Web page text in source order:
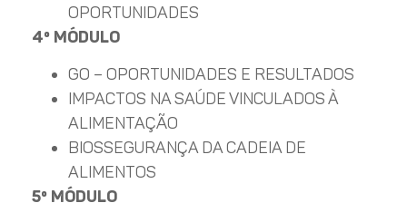
OPORTUNIDADES
4º MÓDULO
GO – OPORTUNIDADES E RESULTADOS
IMPACTOS NA SAÚDE VINCULADOS À
ALIMENTAÇÃO
BIOSSEGURANÇA DA CADEIA DE
ALIMENTOS
5º MÓDULO